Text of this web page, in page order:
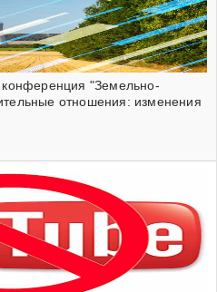
конференция "Земельно-
отношения: изменения